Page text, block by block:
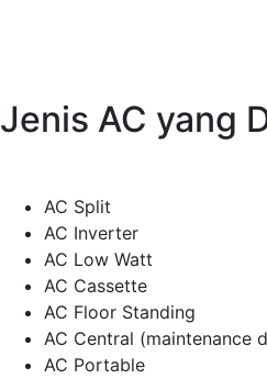
Jenis AC yang
AC Split
AC Inverter
AC Low Watt
AC Cassette
AC Floor Standing
AC Central (maintenance
AC Portable